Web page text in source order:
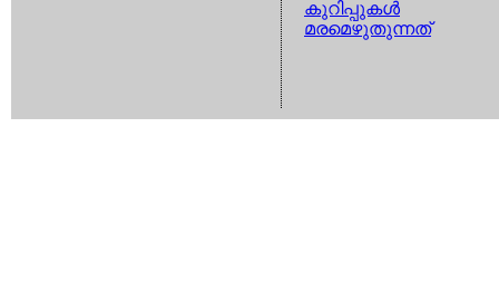
കുറിപ്പുകള്‍
മരമെഴുതുന്നത്